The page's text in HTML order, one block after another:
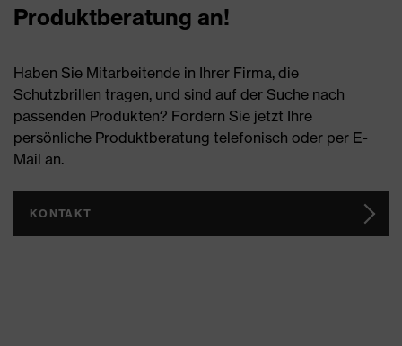
Produktberatung an!
Haben Sie Mitarbeitende in Ihrer Firma, die
Schutzbrillen tragen, und sind auf der Suche nach
passenden Produkten? Fordern Sie jetzt Ihre
persönliche Produktberatung telefonisch oder per E-
Mail an.
KONTAKT